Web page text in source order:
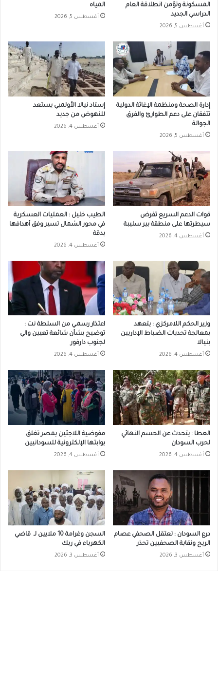
المسكونة وتؤمن انطلاقة العام
الدراسي الجديد
أغسطس 5, 2026
المياه
أغسطس 5, 2026
إدارة الصحة ومنظمة الإغاثة الدولية
تتفقان على دعم الطوارئ والفرق
الجوالة
أغسطس 5, 2026
إستاد نيالا الأولمبي يستعد
للنهوض من جديد
أغسطس 4, 2026
قوات الدعم السريع تفرض
سيطرتها على منطقة بير سليبة
أغسطس 4, 2026
الطيب خليل : العمليات العسكرية
في محور الشمال تسير وفق أهدافها
بدقة
أغسطس 4, 2026
وزير الحكم اللامركزي : يتعهد
بمعالجة تحديات الضباط الإداريين
بنيالا
أغسطس 4, 2026
اعتذار رسمـي من السلطة نت :
توضيح بشأن شائعة تعيين والي
لجنوب دارفور
أغسطس 4, 2026
العطا : يتحدث عن الحسم النهائي
لحرب السودان
أغسطس 4, 2026
مفوضية اللاجئين بمصر تغلق
بوابتها الإلكترونية للسودانيين
أغسطس 4, 2026
درع السودان : تعتقل الصحفي عصام
الريح ونقابة الصحفيين تحذر
أغسطس 3, 2026
السجن وغرامة 10 ملايين لـ قاضي
الكهرباء في ربك
أغسطس 3, 2026